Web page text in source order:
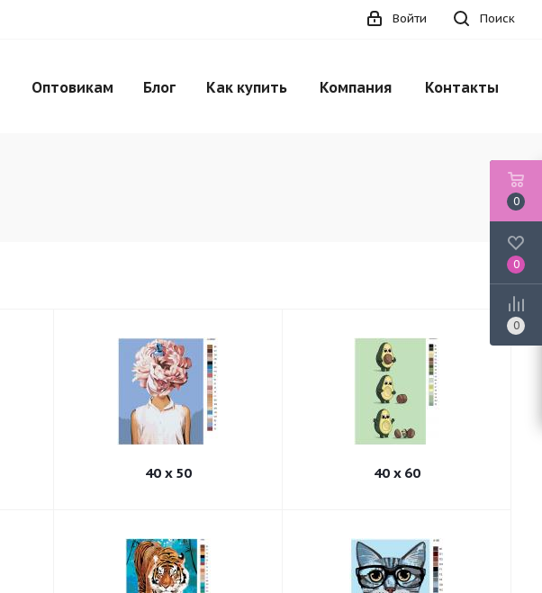
Поиск
Войти
Оптовикам Блог Как купить Компания Контакты
40 x 50 40 x 60
0
0
0